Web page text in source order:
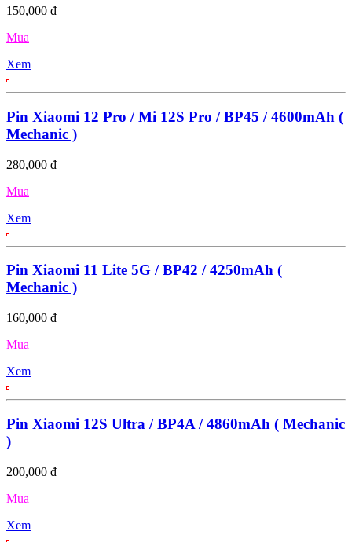
150,000 đ
Mua
Xem
Pin Xiaomi 12 Pro / Mi 12S Pro / BP45 / 4600mAh (
Mechanic )
280,000 đ
Mua
Xem
Pin Xiaomi 11 Lite 5G / BP42 / 4250mAh (
Mechanic )
160,000 đ
Mua
Xem
Pin Xiaomi 12S Ultra / BP4A / 4860mAh ( Mechanic
)
200,000 đ
Mua
Xem